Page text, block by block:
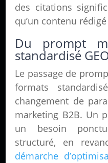
des citations
qu’un contenu
Du prompt
standardisé
Le passage de
formats
changement de
marketing B2B. Un
un besoin
structuré, en
démarche